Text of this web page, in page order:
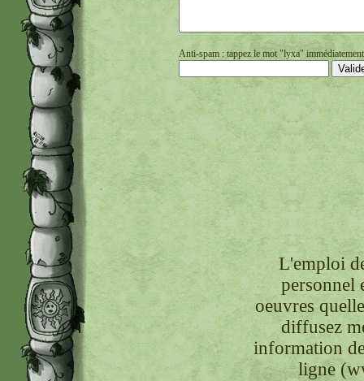
Anti-spam : tappez le mot "lyxa"
L'emploi
personnel
oeuvres
diffusez
information
ligne